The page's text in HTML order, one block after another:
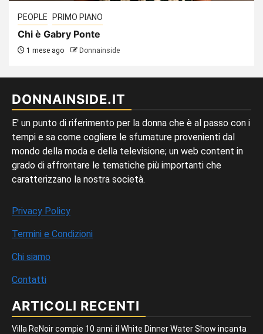
PEOPLE PRIMO PIANO
Chi è Gabry Ponte
1 mese ago Donnainside
DONNAINSIDE.IT
E' un punto di riferimento per la donna che è al passo con i
tempi e sa come cogliere le sfumature provenienti dal
mondo della moda e della televisione; un web content in
grado di affrontare le tematiche più importanti che
caratterizzano la nostra società.
Privacy Policy
Termini e Condizioni
Chi siamo
Contatti
ARTICOLI RECENTI
Villa ReNoir compie 10 anni: il White Dinner Water Show incanta